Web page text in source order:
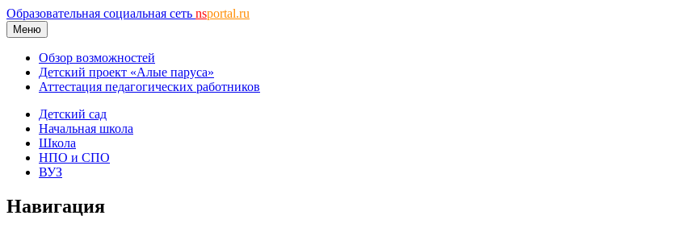
Образовательная социальная сеть nsportal.ru
Меню
Обзор возможностей
Детский проект «Алые паруса»
Аттестация педагогических работников
Детский сад
Начальная школа
Школа
НПО и СПО
ВУЗ
Навигация